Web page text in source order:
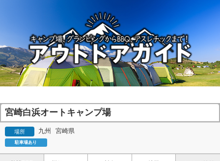
宮崎白浜オートキャンプ場
場所 九州 宮崎県
駐車場あり